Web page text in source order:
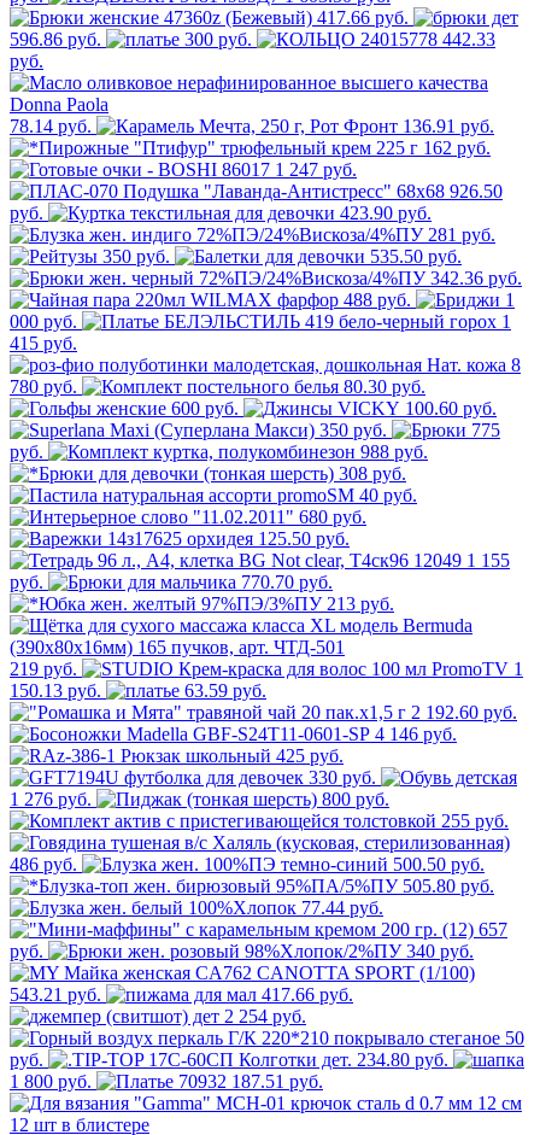
417.66 руб.
596.86 руб.
300 руб.
442.33
руб.
78.14 руб.
136.91 руб.
162 руб.
1 247 руб.
926.50
руб.
423.90 руб.
281 руб.
350 руб.
535.50 руб.
342.36 руб.
488 руб.
1
000 руб.
1
415 руб.
8
780 руб.
80.30 руб.
600 руб.
100.60 руб.
350 руб.
775
руб.
988 руб.
308 руб.
40 руб.
680 руб.
125.50 руб.
1 155
руб.
770.70 руб.
213 руб.
219 руб.
1
150.13 руб.
63.59 руб.
2 192.60 руб.
4 146 руб.
425 руб.
330 руб.
1 276 руб.
800 руб.
255 руб.
486 руб.
500.50 руб.
505.80 руб.
77.44 руб.
657
руб.
340 руб.
543.21 руб.
417.66 руб.
2 254 руб.
50
руб.
234.80 руб.
1 800 руб.
187.51 руб.